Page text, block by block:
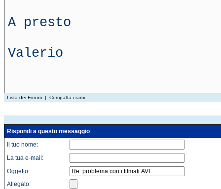
A presto
Valerio
Lista dei Forum | Compatta i rami
Rispondi a questo messaggio
Il tuo nome:
La tua e-mail:
Oggetto:
Allegato: